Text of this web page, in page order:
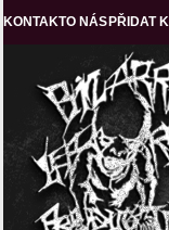
KONTAKTO NÁS PŘIDAT